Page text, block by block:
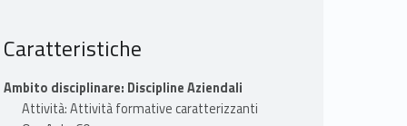
Caratteristiche
Ambito disciplinare: Discipline Aziendali
Attività: Attività formative caratterizzanti